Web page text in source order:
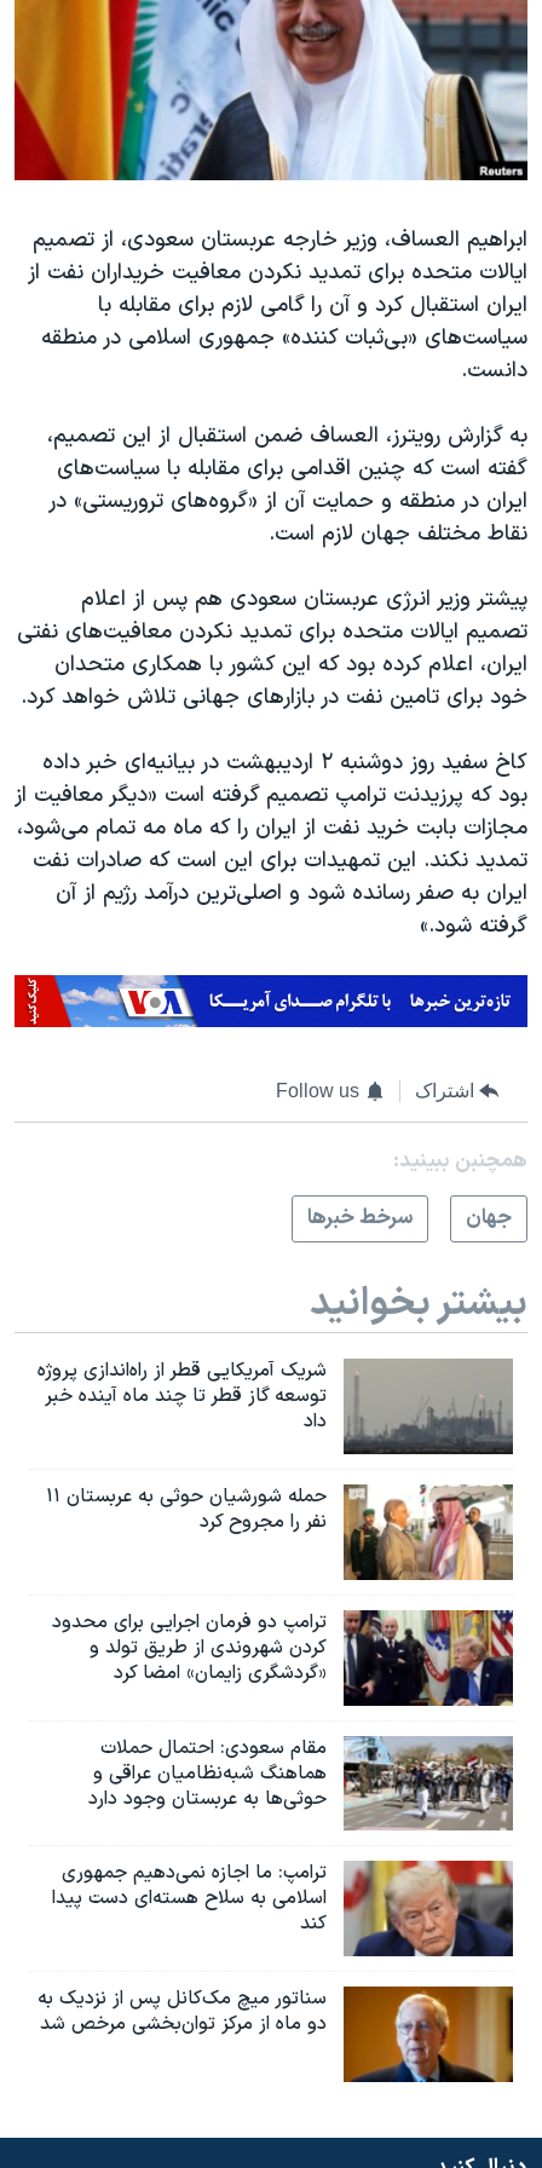
فرهنگ و زندگی
حقوق شهروندی
اقتصادی
علم و فناوری
گالری عکس
آرشیو پخش زنده
مستندها
انتخابات ریاست جمهوری آمریکا ۲۰۲۴
حمله جمهوری اسلامی به اسرائیل
رمز مهسا
اعتراضات زن، زندگی، آزادی
مجموعه مستندهای دادخواهی
تریبونال مردمی آبان ۹۸
دادگاه حمید نوری
قانون شفافیت دارائی کادر رهبری ایران
اعتراضات مردمی آبان ۹۸
اسرائیل در جنگ
نرگس محمدی برنده جایزه نوبل صلح
همایش محافظه‌کاران آمریکا «سی‌پک»
صفحه‌های ویژه
دنبال کنید
زبانهای مختلف
ابراهیم العساف، وزیر خارجه عربستان سعودی، از تصمیم
ایالات متحده برای تمدید نکردن معافیت خریداران نفت از
ایران استقبال کرد و آن را گامی لازم برای مقابله با
سیاست‌های «بی‌ثبات کننده» جمهوری اسلامی در منطقه
دانست.
به گزارش رویترز، العساف ضمن استقبال از این تصمیم،
گفته است که چنین اقدامی برای مقابله با سیاست‌های
ایران در منطقه و حمایت آن از «گروه‌های تروریستی» در
نقاط مختلف جهان لازم است.
پیشتر وزیر انرژی عربستان سعودی هم پس از اعلام
تصمیم ایالات متحده برای تمدید نکردن معافیت‌های نفتی
ایران، اعلام کرده بود که این کشور با همکاری متحدان
خود برای تامین نفت در بازارهای جهانی تلاش خواهد کرد.
کاخ سفید روز دوشنبه ۲ اردیبهشت در بیانیه‌ای خبر داده
بود که پرزیدنت ترامپ تصمیم گرفته است «دیگر معافیت از
مجازات بابت خرید نفت از ایران را که ماه مه تمام می‌شود،
تمدید نکند. این تمهیدات برای این است که صادرات نفت
ایران به صفر رسانده شود و اصلی‌ترین درآمد رژیم از آن
گرفته شود.»
اشتراک Follow us
همچنبن ببینید:
جهان
سرخط خبرها
بیشتر بخوانید
شریک آمریکایی قطر از راه‌اندازی پروژه
توسعه گاز قطر تا چند ماه آینده خبر
داد
حمله شورشیان حوثی به عربستان ۱۱
نفر را مجروح کرد
ترامپ دو فرمان اجرایی برای محدود
کردن شهروندی از طریق تولد و
«گردشگری زایمان» امضا کرد
مقام سعودی: احتمال حملات
هماهنگ شبه‌نظامیان عراقی و
حوثی‌ها به عربستان وجود دارد
ترامپ: ما اجازه نمی‌دهیم جمهوری
اسلامی به سلاح هسته‌ای دست پیدا
کند
سناتور میچ مک‌کانل پس از نزدیک به
دو ماه از مرکز توان‌بخشی مرخص شد